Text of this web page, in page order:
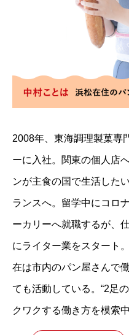
2008年、東海調理製菓専
ーに入社。関東の個人店
ンが主食の国で生活した
ランスへ。留学中にコロ
ーカリーへ就職するが、
にライター業をスタート
在は市内のパン屋さんで
ても活動している。“2足
クワクする働き方を模索中